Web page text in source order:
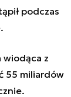
podczas
z
55 miliardów